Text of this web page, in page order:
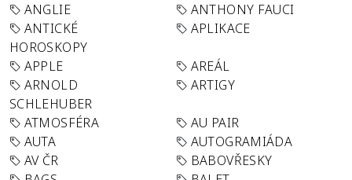
ANGLIE
ANTHONY FAUCI
ANTICKÉ
HOROSKOPY
APLIKACE
APPLE
AREÁL
ARNOLD
SCHLEHUBER
ARTIGY
ATMOSFÉRA
AU PAIR
AUTA
AUTOGRAMIÁDA
AV ČR
BABOVŘESKY